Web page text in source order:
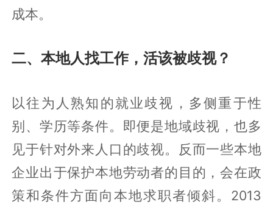
成本。
二、本地人找工作，活该被歧视？
以往为人熟知的就业歧视，多侧重于性
别、学历等条件。即便是地域歧视，也多
见于针对外来人口的歧视。反而一些本地
企业出于保护本地劳动者的目的，会在政
策和条件方面向本地求职者倾斜。2013